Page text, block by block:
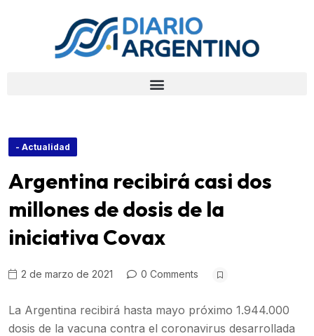
- Actualidad
Argentina recibirá casi dos
millones de dosis de la
iniciativa Covax
2 de marzo de 2021 0 Comments
La Argentina recibirá hasta mayo próximo 1.944.000
dosis de la vacuna contra el coronavirus desarrollada